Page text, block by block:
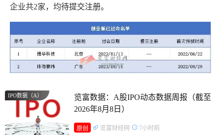
企业共2家，均待提交注册。
IPO数据（A）
览富数据：A股IPO动态数据周报（截至
2026年8月8日）
原创 览富财经网 7小时前